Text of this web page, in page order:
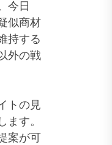
今日
似商材
持する
外の戦
トの見
す。
案が可